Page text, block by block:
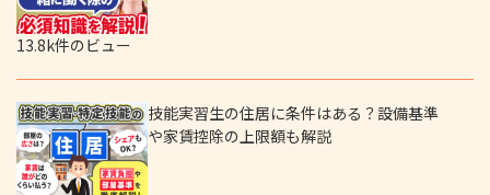
13.8k件のビュー
技能実習生の住居に条件はある？設備基準
や家賃控除の上限額も解説